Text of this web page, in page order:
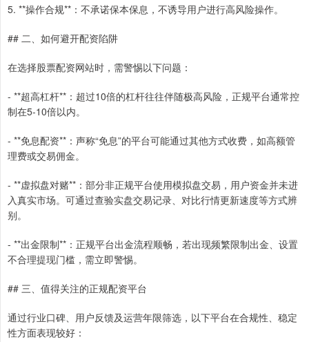
5. **操作合规**：不承诺保本保息，不诱导用户进行高风险操作。
## 二、如何避开配资陷阱
在选择股票配资网站时，需警惕以下问题：
- **超高杠杆**：超过10倍的杠杆往往伴随极高风险，正规平台通常控
制在5-10倍以内。
- **免息配资**：声称“免息”的平台可能通过其他方式收费，如高额管
理费或交易佣金。
- **虚拟盘对赌**：部分非正规平台使用模拟盘交易，用户资金并未进
入真实市场。可通过查验实盘交易记录、对比行情更新速度等方式辨
别。
- **出金限制**：正规平台出金流程顺畅，若出现频繁限制出金、设置
不合理提现门槛，需立即警惕。
## 三、值得关注的正规配资平台
通过行业口碑、用户反馈及运营年限筛选，以下平台在合规性、稳定
性方面表现较好：